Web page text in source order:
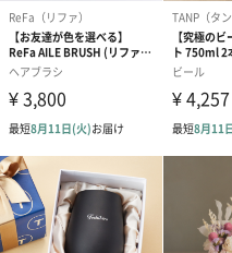
メッセージカード（通常